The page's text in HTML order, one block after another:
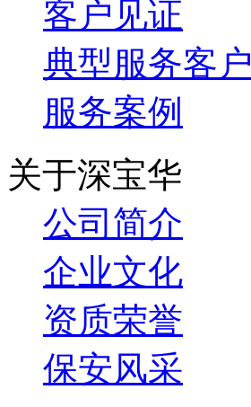
客户见证
典型服务客户
服务案例
关于深宝华
公司简介
企业文化
资质荣誉
保安风采